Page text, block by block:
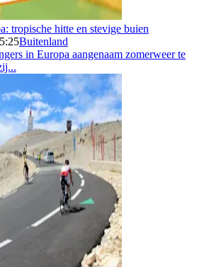
tropische hitte en stevige buien
Buitenland
in Europa aangenaam zomerweer te